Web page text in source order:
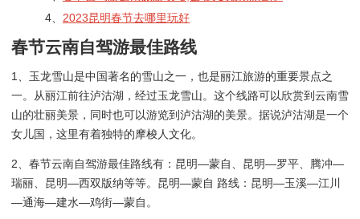
4、 2023昆明春节去哪里玩好
春节云南自驾游最佳路线
1、玉龙雪山是中国著名的雪山之一，也是丽江旅游的重要景点之
一。从丽江前往泸沽湖，经过玉龙雪山。这个线路可以欣赏到云南雪
山的壮丽美景，同时也可以游览到泸沽湖的美景。据说泸沽湖是一个
女儿国，这里有着独特的摩梭人文化。
2、春节云南自驾游最佳路线有：昆明—蒙自、昆明—罗平、腾冲—
瑞丽、昆明—西双版纳等等。昆明—蒙自 路线：昆明—玉溪—江川
—通海—建水—鸡街—蒙自。